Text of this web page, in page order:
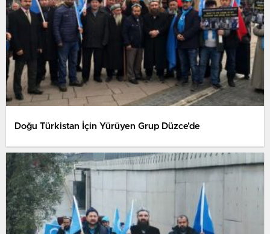
Doğu Türkistan İçin Yürüyen Grup Düzce’de